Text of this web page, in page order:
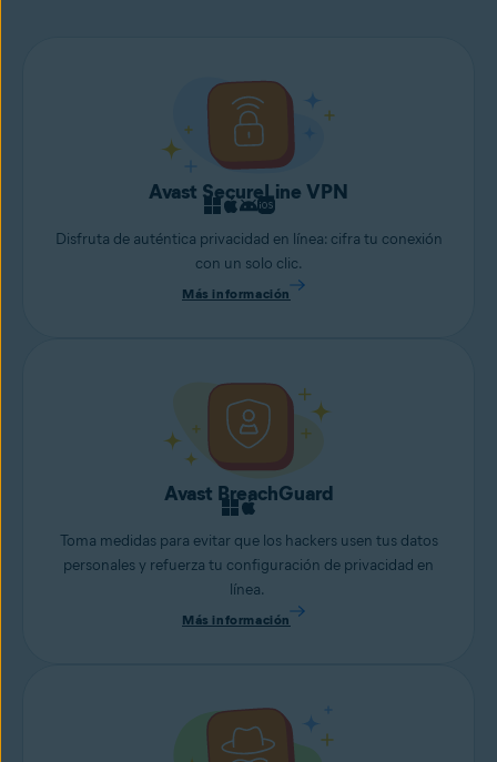
Avast SecureLine VPN
Disfruta de auténtica privacidad en línea: cifra tu conexión
con un solo clic.
Más información
Avast BreachGuard
Toma medidas para evitar que los hackers usen tus datos
personales y refuerza tu configuración de privacidad en
línea.
Más información